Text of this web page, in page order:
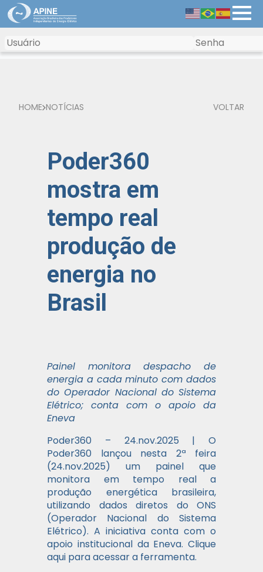
HOME NOTÍCIAS VOLTAR
Poder360
mostra em
tempo real
produção de
energia no
Brasil
Painel monitora despacho de
energia a cada minuto com dados
do Operador Nacional do Sistema
Elétrico; conta com o apoio da
Eneva
Poder360 – 24.nov.2025 | O
Poder360 lançou nesta 2ª feira
(24.nov.2025) um painel que
monitora em tempo real a
produção energética brasileira,
utilizando dados diretos do ONS
(Operador Nacional do Sistema
Elétrico). A iniciativa conta com o
apoio institucional da Eneva. Clique
aqui para acessar a ferramenta.